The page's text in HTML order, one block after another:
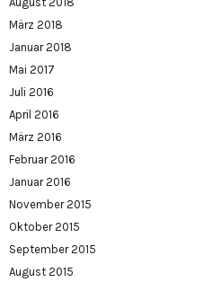
März 2018
Januar 2018
Mai 2017
Juli 2016
April 2016
März 2016
Februar 2016
Januar 2016
November 2015
Oktober 2015
September 2015
August 2015